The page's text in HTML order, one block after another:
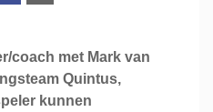
coach met Mark van
Quintus,
kunnen